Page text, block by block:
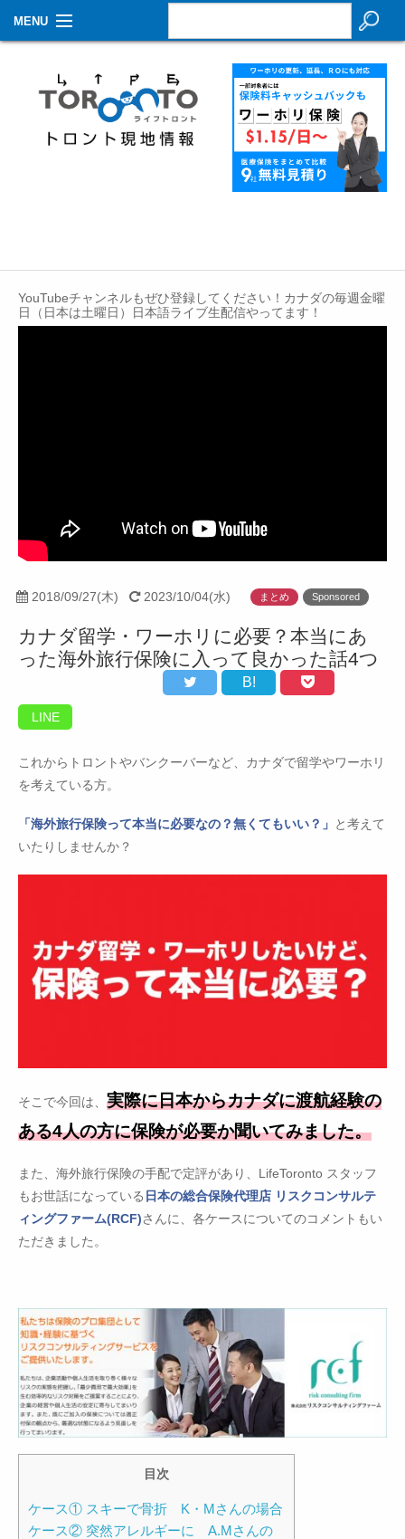
MENU
生活情報
その他
Contact
YouTubeチャンネルもぜひ登録してください！カナダの毎週金曜
日（日本は土曜日）日本語ライブ生配信やってます！
2018/09/27(木) 2023/10/04(水) まとめ Sponsored
カナダ留学・ワーホリに必要？本当にあ
った海外旅行保険に入って良かった話4つ
B!
LINE
これからトロントやバンクーバーなど、カナダで留学やワーホリ
を考えている方。
「海外旅行保険って本当に必要なの？無くてもいい？」 と考えて
いたりしませんか？
そこで今回は、 実際に日本からカナダに渡航経験の
ある4人の方に保険が必要か聞いてみました。
また、海外旅行保険の手配で定評があり、LifeToronto スタッフ
もお世話になっている 日本の総合保険代理店 リスクコンサルテ
ィングファーム(RCF)さんに、各ケースについてのコメントもい
ただきました。
目次
ケース① スキーで骨折 K・Mさんの場合
ケース② 突然アレルギーに A.Mさんの